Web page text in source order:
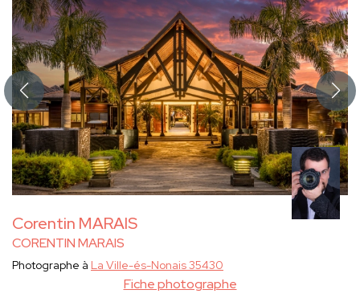
Corentin MARAIS
CORENTIN MARAIS
Fiche photographe
Photographe à La Ville-és-Nonais 35430